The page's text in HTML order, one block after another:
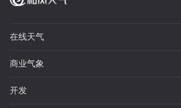
在线天气
商业气象
开发